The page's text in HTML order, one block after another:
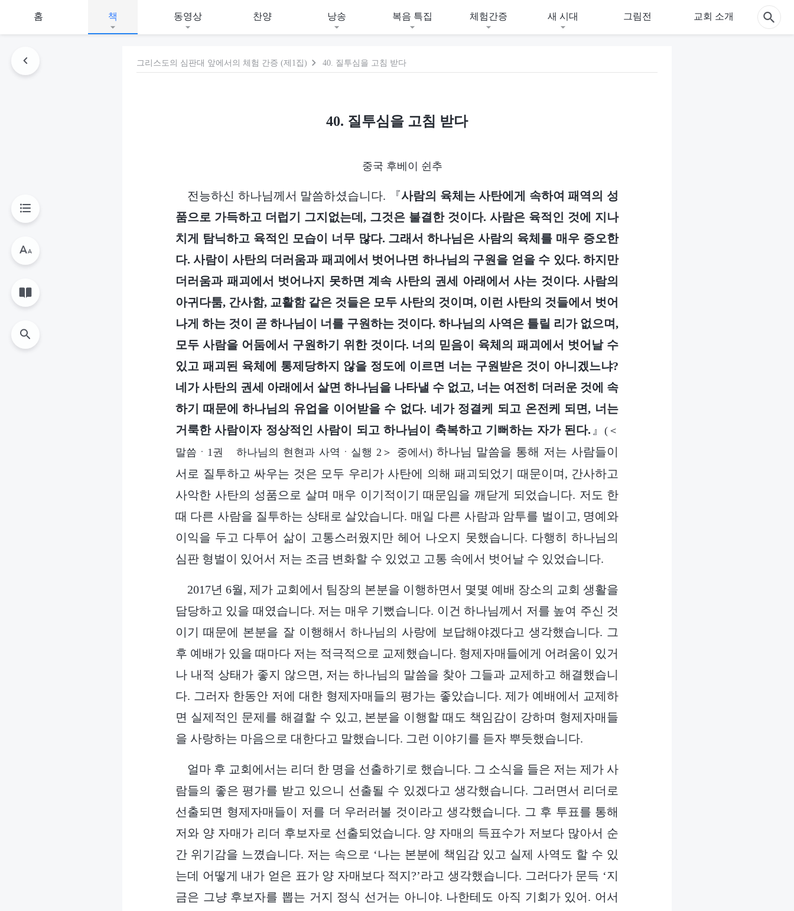
홈 책 동영상 찬양 낭송 복음 특집 체험간증 새 시대 그림전 교회 소개
그리스도의 심판대 앞에서의 체험 간증 (제1집) 40. 질투심을 고침 받다
40. 질투심을 고침 받다
중국 후베이 쉰추
전능하신 하나님께서 말씀하셨습니다. 『사람의 육체는 사탄에게 속하여 패역의 성
품으로 가득하고 더럽기 그지없는데, 그것은 불결한 것이다. 사람은 육적인 것에 지나
치게 탐닉하고 육적인 모습이 너무 많다. 그래서 하나님은 사람의 육체를 매우 증오한
다. 사람이 사탄의 더러움과 패괴에서 벗어나면 하나님의 구원을 얻을 수 있다. 하지만
더러움과 패괴에서 벗어나지 못하면 계속 사탄의 권세 아래에서 사는 것이다. 사람의
아귀다툼, 간사함, 교활함 같은 것들은 모두 사탄의 것이며, 이런 사탄의 것들에서 벗어
나게 하는 것이 곧 하나님이 너를 구원하는 것이다. 하나님의 사역은 틀릴 리가 없으며,
모두 사람을 어둠에서 구원하기 위한 것이다. 너의 믿음이 육체의 패괴에서 벗어날 수
있고 패괴된 육체에 통제당하지 않을 정도에 이르면 너는 구원받은 것이 아니겠느냐?
네가 사탄의 권세 아래에서 살면 하나님을 나타낼 수 없고, 너는 여전히 더러운 것에 속
하기 때문에 하나님의 유업을 이어받을 수 없다. 네가 정결케 되고 온전케 되면, 너는
거룩한 사람이자 정상적인 사람이 되고 하나님이 축복하고 기뻐하는 자가 된다. 』(＜
말씀ㆍ1권 하나님의 현현과 사역ㆍ실행 2＞ 중에서)하나님 말씀을 통해 저는 사람들이
서로 질투하고 싸우는 것은 모두 우리가 사탄에 의해 패괴되었기 때문이며, 간사하고
사악한 사탄의 성품으로 살며 매우 이기적이기 때문임을 깨닫게 되었습니다. 저도 한
때 다른 사람을 질투하는 상태로 살았습니다. 매일 다른 사람과 암투를 벌이고, 명예와
이익을 두고 다투어 삶이 고통스러웠지만 헤어 나오지 못했습니다. 다행히 하나님의
심판 형벌이 있어서 저는 조금 변화할 수 있었고 고통 속에서 벗어날 수 있었습니다.
2017년 6월, 제가 교회에서 팀장의 본분을 이행하면서 몇몇 예배 장소의 교회 생활을
담당하고 있을 때였습니다. 저는 매우 기뻤습니다. 이건 하나님께서 저를 높여 주신 것
이기 때문에 본분을 잘 이행해서 하나님의 사랑에 보답해야겠다고 생각했습니다. 그
후 예배가 있을 때마다 저는 적극적으로 교제했습니다. 형제자매들에게 어려움이 있거
나 내적 상태가 좋지 않으면, 저는 하나님의 말씀을 찾아 그들과 교제하고 해결했습니
다. 그러자 한동안 저에 대한 형제자매들의 평가는 좋았습니다. 제가 예배에서 교제하
면 실제적인 문제를 해결할 수 있고, 본분을 이행할 때도 책임감이 강하며 형제자매들
을 사랑하는 마음으로 대한다고 말했습니다. 그런 이야기를 듣자 뿌듯했습니다.
얼마 후 교회에서는 리더 한 명을 선출하기로 했습니다. 그 소식을 들은 저는 제가 사
람들의 좋은 평가를 받고 있으니 선출될 수 있겠다고 생각했습니다. 그러면서 리더로
선출되면 형제자매들이 저를 더 우러러볼 것이라고 생각했습니다. 그 후 투표를 통해
저와 양 자매가 리더 후보자로 선출되었습니다. 양 자매의 득표수가 저보다 많아서 순
간 위기감을 느꼈습니다. 저는 속으로 ‘나는 본분에 책임감 있고 실제 사역도 할 수 있
는데 어떻게 내가 얻은 표가 양 자매보다 적지?’라고 생각했습니다. 그러다가 문득 ‘지
금은 그냥 후보자를 뽑는 거지 정식 선거는 아니야. 나한테도 아직 기회가 있어. 어서